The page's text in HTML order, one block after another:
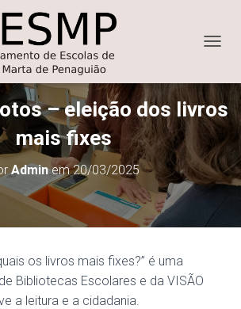
– eleição dos livros
mais fixes
Adminem20/03/2025
os livros mais fixes?” é uma
Bibliotecas Escolares e da VISÃO
a leitura e a cidadania.